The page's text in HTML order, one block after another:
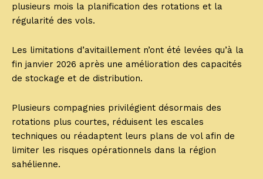
plusieurs mois la planification des rotations et la
régularité des vols.
Les limitations d’avitaillement n’ont été levées qu’à la
fin janvier 2026 après une amélioration des capacités
de stockage et de distribution.
Plusieurs compagnies privilégient désormais des
rotations plus courtes, réduisent les escales
techniques ou réadaptent leurs plans de vol afin de
limiter les risques opérationnels dans la région
sahélienne.